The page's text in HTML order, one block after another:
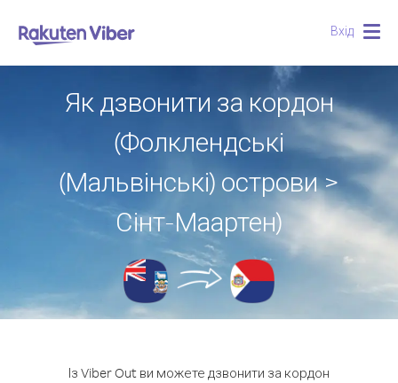
Вхід
Як дзвонити за кордон
(Фолклендські
(Мальвінські) острови >
Сінт-Маартен)
Із Viber Out ви можете дзвонити за кордон